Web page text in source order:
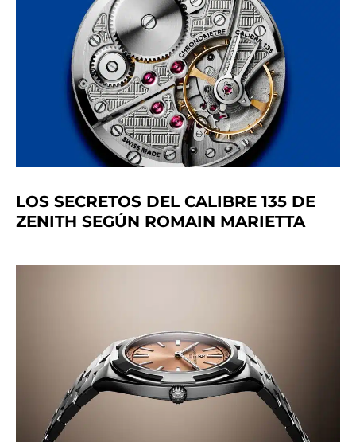
LOS SECRETOS DEL CALIBRE 135 DE
ZENITH SEGÚN ROMAIN MARIETTA